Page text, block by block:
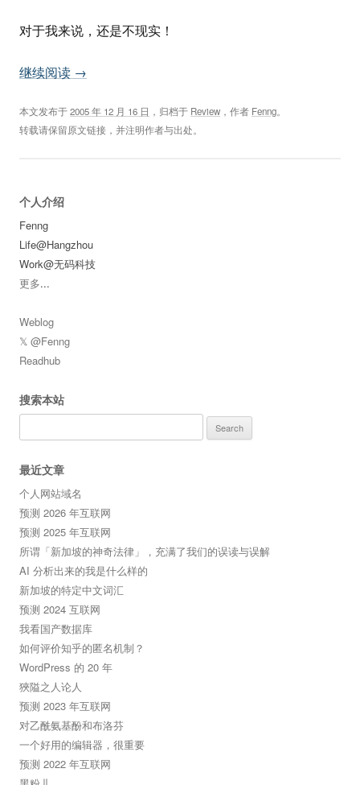
对于我来说，还是不现实！
继续阅读 →
本文发布于2005 年 12 月 16 日 ，归档于 Review ，作者 Fenng。
转载请保留原文链接，并注明作者与出处。
个人介绍
Fenng
Life@Hangzhou
Work@无码科技
更多...
Weblog
𝕏 @Fenng
Readhub
搜索本站
for:
最近文章
个人网站域名
预测 2026 年互联网
预测 2025 年互联网
所谓「新加坡的神奇法律」，充满了我们的误读与误解
AI 分析出来的我是什么样的
新加坡的特定中文词汇
预测 2024 互联网
我看国产数据库
如何评价知乎的匿名机制？
WordPress 的 20 年
狹隘之人论人
预测 2023 年互联网
对乙酰氨基酚和布洛芬
一个好用的编辑器，很重要
预测 2022 年互联网